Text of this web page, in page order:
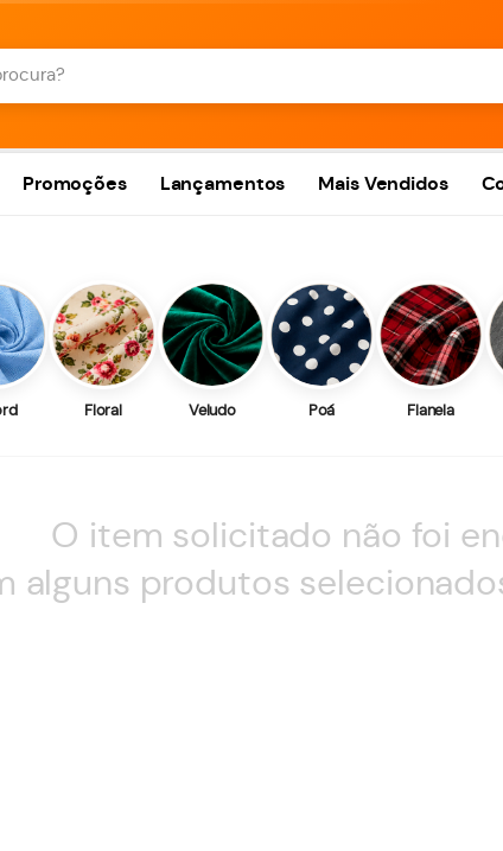
Promoções Lançamentos Mais Vendidos
Floral Veludo Poá Flanela
O item solicitado não foi
alguns produtos